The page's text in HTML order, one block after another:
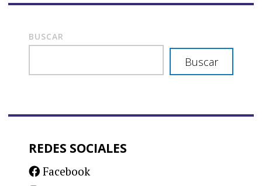
BUSCAR
Buscar
REDES SOCIALES
Facebook